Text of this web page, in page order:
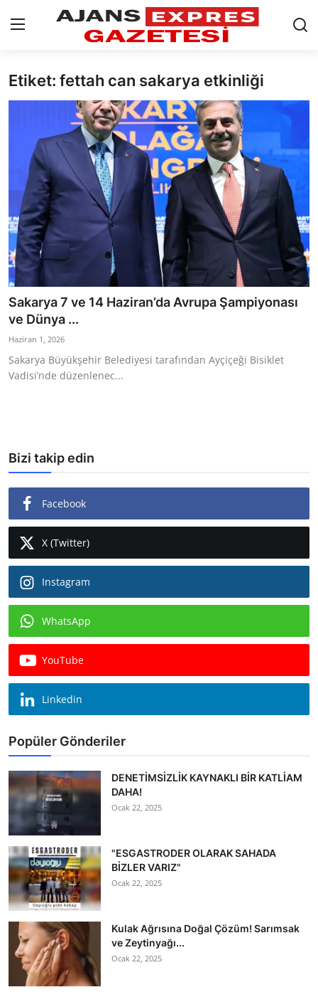
GİRİŞ YAP Kayıt olmak
Eskişehir Siyaset
Siyaset
Türkiye Gündemi
Yerel
Siber Güvenlik
Eğitim
Ekonomi
Kütahya
Spor
TBMM Haberleri
Belediye
Sağlık
SON DAKİKA
Asayiş
Köşe Yazısı
Dernek
Galeri
Gastronomi
E-GAZETE
Etiket: fettah can sakarya etkinliği
Sakarya 7 ve 14 Haziran’da Avrupa Şampiyonası
ve Dünya ...
Haziran 1, 2026
Sakarya Büyükşehir Belediyesi tarafından Ayçiçeği Bisiklet
Vadisi’nde düzenlenec...
Bizi takip edin
Facebook
X (Twitter)
Instagram
WhatsApp
YouTube
Linkedin
Popüler Gönderiler
DENETİMSİZLİK KAYNAKLI BİR KATLİAM
DAHA!
Ocak 22, 2025
"ESGASTRODER OLARAK SAHADA
BİZLER VARIZ"
Ocak 22, 2025
Kulak Ağrısına Doğal Çözüm! Sarımsak
ve Zeytinyağı...
Ocak 22, 2025